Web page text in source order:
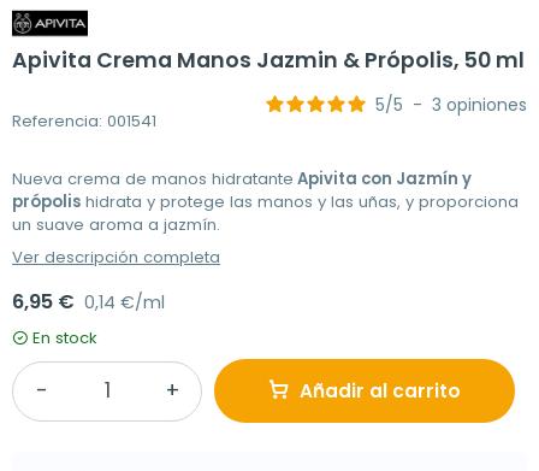
Apivita Crema Manos Jazmin & Própolis, 50 ml
Referencia: 001541
5/5 - 3 opiniones
Nueva crema de manos hidratante Apivita con Jazmín y
própolis hidrata y protege las manos y las uñas, y proporciona
un suave aroma a jazmín.
Ver descripción completa
6,95 € 0,14 €/ml
En stock
Añadir al carrito